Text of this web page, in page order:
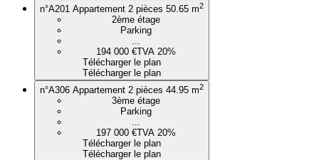
n°A201 Appartement 2 pièces 50.65 m2
2ème étage
Parking
...
194 000 €TVA 20%
Télécharger le plan
Télécharger le plan
n°A306 Appartement 2 pièces 44.95 m2
3ème étage
Parking
...
197 000 €TVA 20%
Télécharger le plan
Télécharger le plan